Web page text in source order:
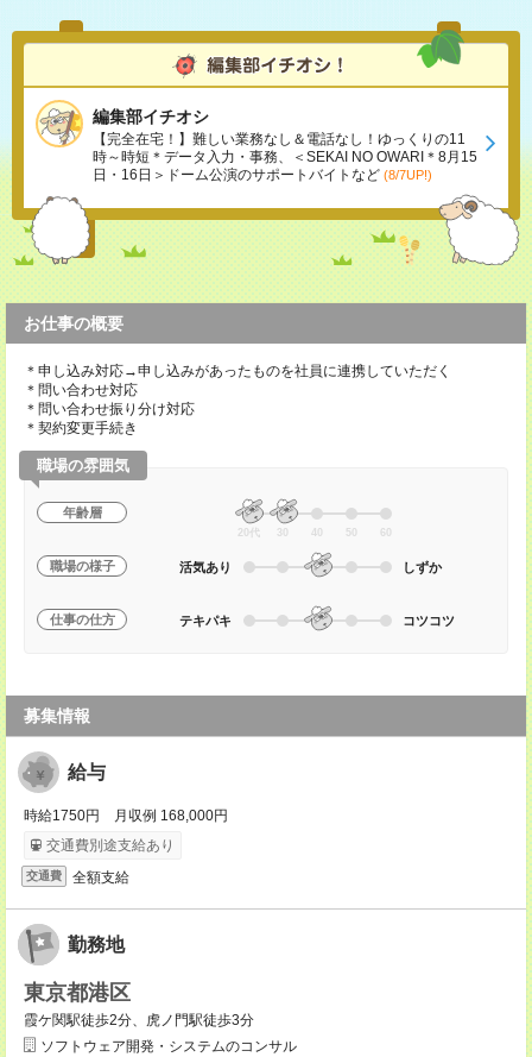
編集部イチオシ
【完全在宅！】難しい業務なし＆電話なし！ゆっくりの11
時～時短＊データ入力・事務、＜SEKAI NO OWARI＊8月15
日・16日＞ドーム公演のサポートバイトなど (8/7UP!)
お仕事の概要
＊申し込み対応→申し込みがあったものを社員に連携していただく
＊問い合わせ対応
＊問い合わせ振り分け対応
＊契約変更手続き
職場の雰囲気
年齢層
20代 30 40 50 60
職場の様子 活気あり しずか
仕事の仕方 テキパキ コツコツ
募集情報
給与
時給1750円 月収例 168,000円
交通費別途支給あり
交通費 全額支給
勤務地
東京都港区
霞ケ関駅徒歩2分、虎ノ門駅徒歩3分
ソフトウェア開発・システムのコンサル